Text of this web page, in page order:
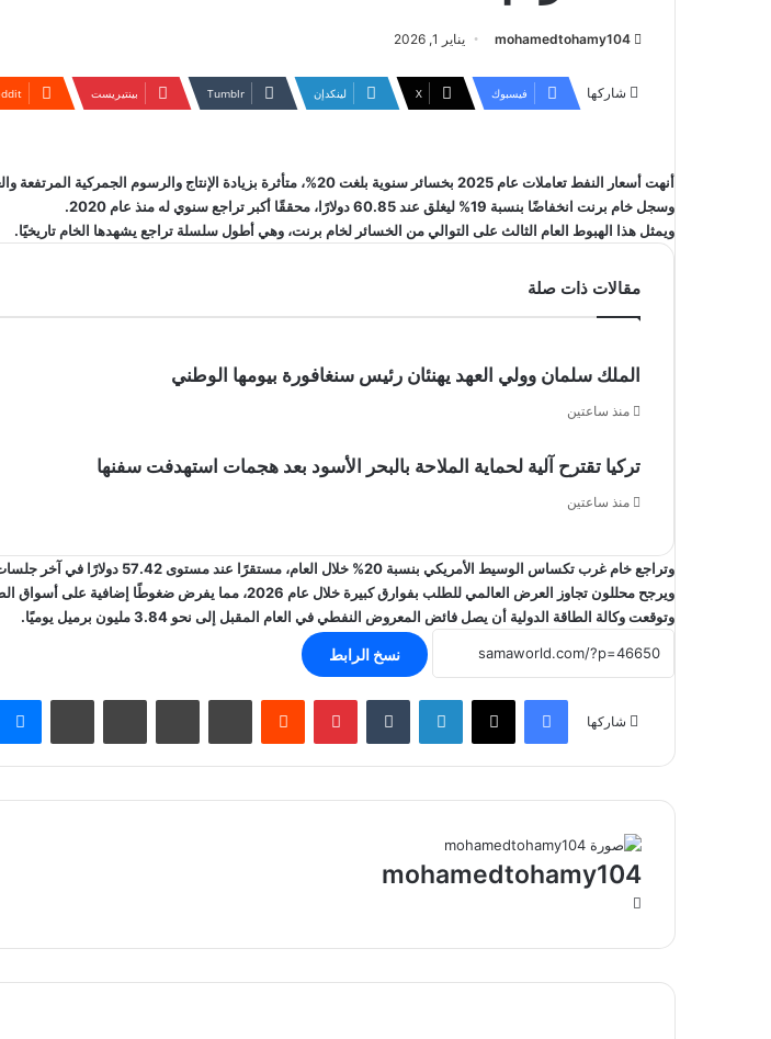
mohamedtohamy104 يناير 1, 2026
شاركها فيسبوك ‫X لينكدإن بينتيريست
أنهت أسعار النفط تعاملات عام 2025 بخسائر سنوية بلغت 20%، متأثرة بزيادة الإنتاج والرسوم الجمركية المرتفعة والعقوبات الدولية.
وسجل خام برنت انخفاضًا بنسبة 19% ليغلق عند 60.85 دولارًا، محققًا أكبر تراجع سنوي له منذ عام 2020.
ويمثل هذا الهبوط العام الثالث على التوالي من الخسائر لخام برنت، وهي أطول سلسلة تراجع يشهدها الخام تاريخيًا.
مقالات ذات صلة
الملك سلمان وولي العهد يهنئان رئيس سنغافورة بيومها الوطني
منذ ساعتين
تركيا تقترح آلية لحماية الملاحة بالبحر الأسود بعد هجمات استهدفت سفنها
منذ ساعتين
وتراجع خام غرب تكساس الوسيط الأمريكي بنسبة 20% خلال العام، مستقرًا عند مستوى 57.42 دولارًا في آخر جلسات التسوية.
ويرجح محللون تجاوز العرض العالمي للطلب بفوارق كبيرة خلال عام 2026، مما يفرض ضغوطًا إضافية على أسواق الطاقة.
وتوقعت وكالة الطاقة الدولية أن يصل فائض المعروض النفطي في العام المقبل إلى نحو 3.84 مليون برميل يوميًا.
نسخ الرابط
شاركها
فيسبوك ‫X لينكدإن بينتيريست Odnoklassniki
‫Pocket سكايب
mohamedtohamy104